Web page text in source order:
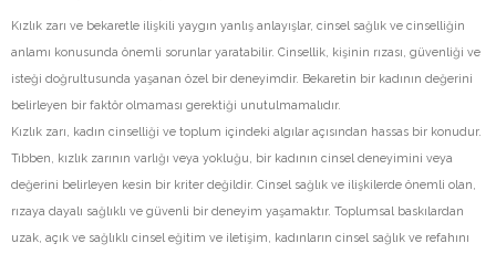
Kızlık zarı ve bekaretle ilişkili yaygın yanlış anlayışlar, cinsel sağlık ve cinselliğin
anlamı konusunda önemli sorunlar yaratabilir. Cinsellik, kişinin rızası, güvenliği ve
isteği doğrultusunda yaşanan özel bir deneyimdir. Bekaretin bir kadının değerini
belirleyen bir faktör olmaması gerektiği unutulmamalıdır.
Kızlık zarı, kadın cinselliği ve toplum içindeki algılar açısından hassas bir konudur.
Tıbben, kızlık zarının varlığı veya yokluğu, bir kadının cinsel deneyimini veya
değerini belirleyen kesin bir kriter değildir. Cinsel sağlık ve ilişkilerde önemli olan,
rızaya dayalı sağlıklı ve güvenli bir deneyim yaşamaktır. Toplumsal baskılardan
uzak, açık ve sağlıklı cinsel eğitim ve iletişim, kadınların cinsel sağlık ve refahını